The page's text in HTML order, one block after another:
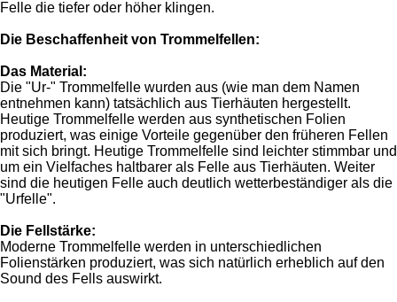
Felle die tiefer oder höher klingen.
Die Beschaffenheit von Trommelfellen:
Das Material:
Die "Ur-" Trommelfelle wurden aus (wie man dem Namen
entnehmen kann) tatsächlich aus Tierhäuten hergestellt.
Heutige Trommelfelle werden aus synthetischen Folien
produziert, was einige Vorteile gegenüber den früheren Fellen
mit sich bringt. Heutige Trommelfelle sind leichter stimmbar und
um ein Vielfaches haltbarer als Felle aus Tierhäuten. Weiter
sind die heutigen Felle auch deutlich wetterbeständiger als die
"Urfelle".
Die Fellstärke:
Moderne Trommelfelle werden in unterschiedlichen
Folienstärken produziert, was sich natürlich erheblich auf den
Sound des Fells auswirkt.